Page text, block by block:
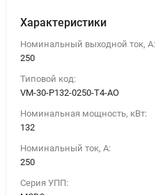
Характеристики
Номинальный выходной ток, А:
250
Типовой код:
VM-30-P132-0250-T4-AO
Номинальная мощность, кВт:
132
Номинальный ток, А:
250
Серия УПП: